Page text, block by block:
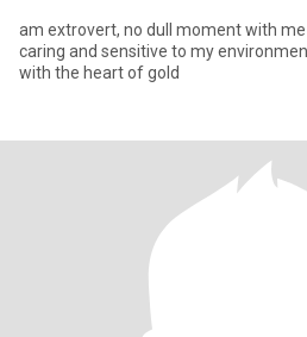
am extrovert, no dull moment with me
caring and sensitive to my
with the heart of gold